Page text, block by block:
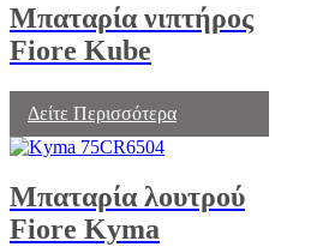
Μπαταρία νιπτήρος
Fiore Kube
Δείτε Περισσότερα
Μπαταρία λουτρού
Fiore Kyma